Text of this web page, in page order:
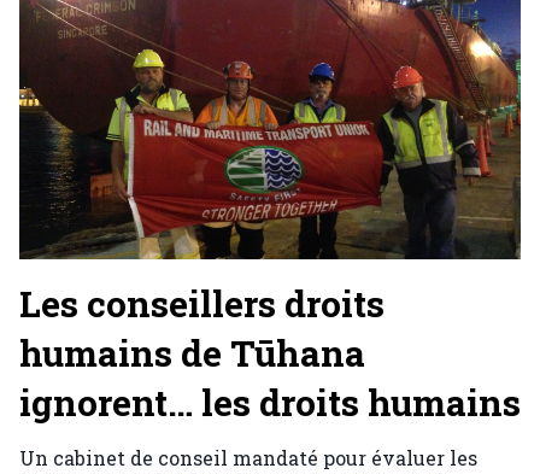
Les conseillers droits
humains de Tūhana
ignorent… les droits humains
Un cabinet de conseil mandaté pour évaluer les